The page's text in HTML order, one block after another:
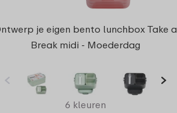
je eigen bento lunchbox Take a
Break midi - Moederdag
6 kleuren